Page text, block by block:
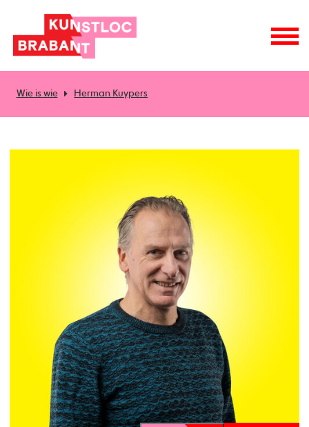
Wie is wie Herman Kuypers